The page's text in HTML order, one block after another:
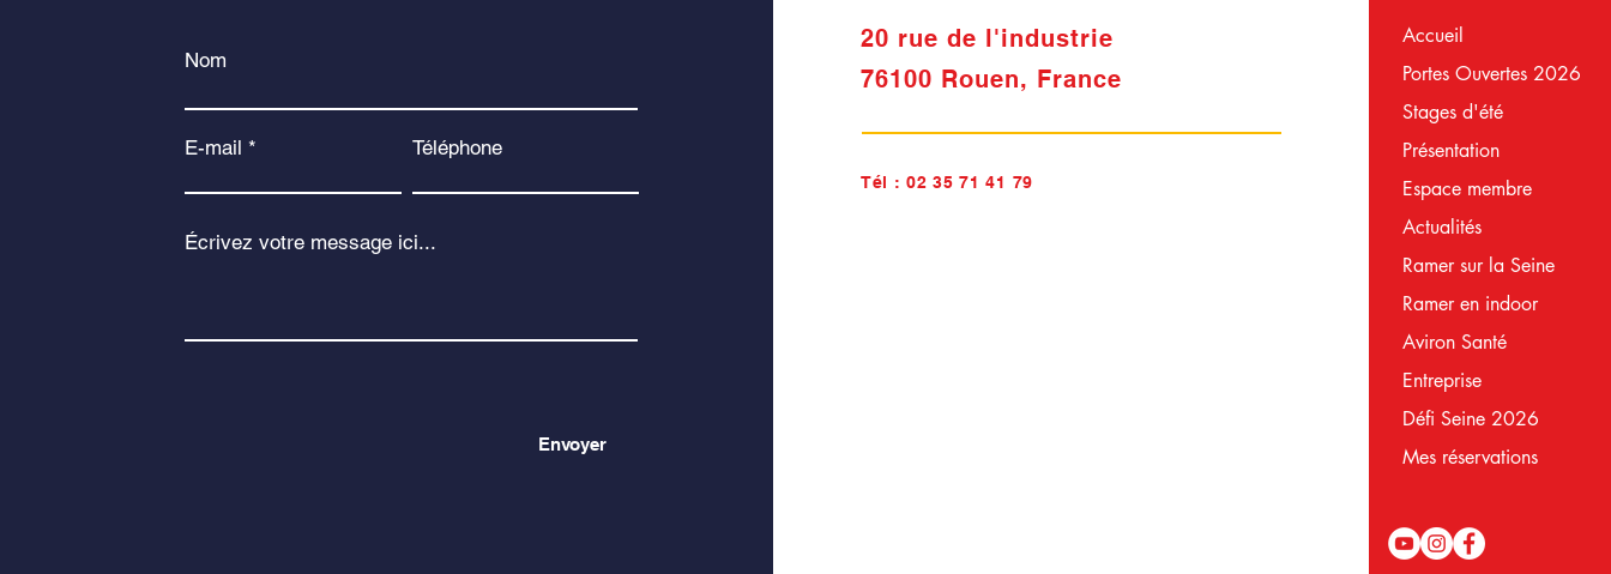
Nom
E-mail Téléphone
Écrivez votre message ici...
Envoyer
20 rue de l'industrie
76100 Rouen, France
Tél :02 35 71 41 79
Accueil
Portes Ouvertes 2026
Stages d'été
Présentation
Espace membre
Actualités
Ramer sur la Seine
Ramer en indoor
Aviron Santé
Entreprise
Défi Seine 2026
Mes réservations